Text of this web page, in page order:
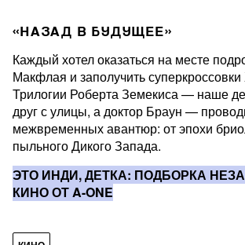
«НАЗАД В БУДУЩЕЕ»
Каждый хотел оказаться на месте
Макфлая и заполучить
Трилогии Роберта Земекиса — наше
друг с улицы, а доктор Браун —
межвременных авантюр: от эпохи
пыльного Дикого Запада.
ЭТО ИНДИ, ДЕТКА: ПОДБОРКА
КИНО ОТ A-ONE